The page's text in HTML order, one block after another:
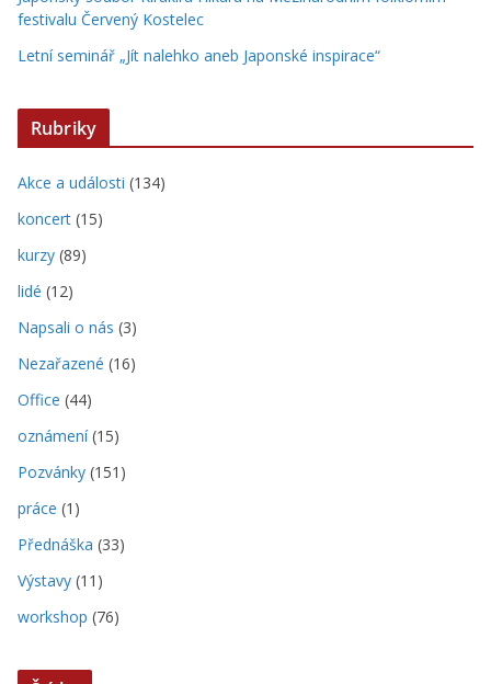
festivalu Červený Kostelec
Letní seminář „Jít nalehko aneb Japonské inspirace“
Rubriky
Akce a události (134)
koncert (15)
kurzy (89)
lidé (12)
Napsali o nás (3)
Nezařazené (16)
Office (44)
oznámení(15)
Pozvánky (151)
práce (1)
Přednáška (33)
Výstavy (11)
workshop (76)